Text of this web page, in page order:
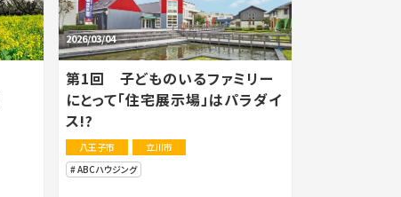
2026/03/04
第1回 子どものいるファミリー
にとって「住宅展示場」はパラダイ
ス!?
八王子市
立川市
ABCハウジング